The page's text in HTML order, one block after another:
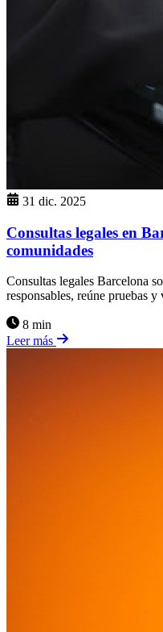
31 dic. 2025
Consultas legales en
comunidades
Consultas legales Barcelona
responsables, reúne pruebas
8 min
Leer más